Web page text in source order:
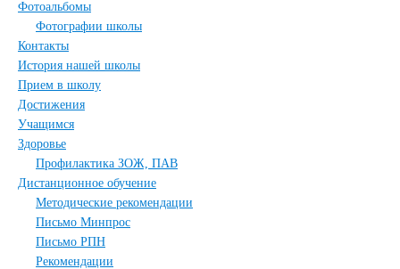
Фотоальбомы
Фотографии школы
Контакты
История нашей школы
Прием в школу
Достижения
Учащимся
Здоровье
Профилактика ЗОЖ, ПАВ
Дистанционное обучение
Методические рекомендации
Письмо Минпрос
Письмо РПН
Рекомендации